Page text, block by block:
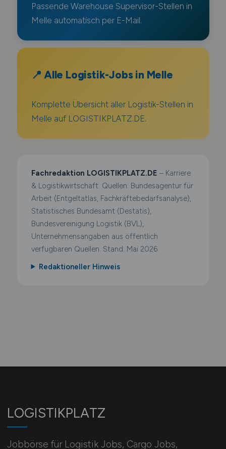
Passende Warehouse Supervisor-Stellen in
Melle automatisch per E-Mail.
📍 Alle Logistik-Jobs in Melle
Komplette Übersicht aller Logistik-Stellen in
Melle auf LOGISTIKPLATZ.DE.
Fachredaktion LOGISTIKPLATZ.DE – Karriere
& Logistikwirtschaft. Quellen: Bundesagentur für
Arbeit (Entgeltatlas, Fachkräftebedarfsanalyse),
Statistisches Bundesamt (Destatis),
Bundesvereinigung Logistik (BVL),
Unternehmensangaben aus öffentlich
verfügbaren Quellen. Stand: Mai 2026.
Redaktioneller Hinweis
LOGISTIKPLATZ
Jobbörse für Logistik Jobs, Cargo Jobs,